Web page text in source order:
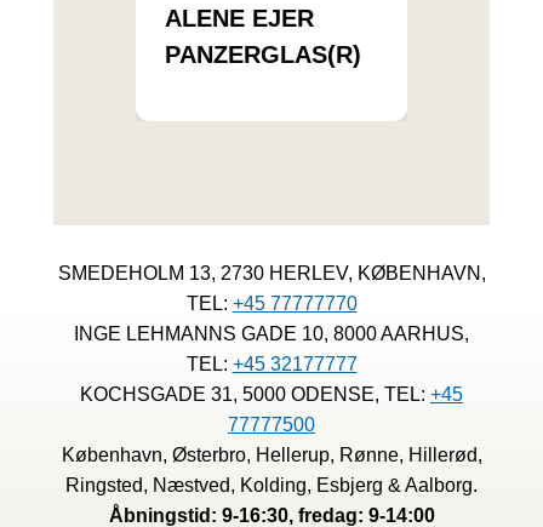
ALENE EJER
PANZERGLAS(R)
SMEDEHOLM 13, 2730 HERLEV, KØBENHAVN,
TEL: +45 77777770
INGE LEHMANNS GADE 10, 8000 AARHUS,
TEL: +45 32177777
KOCHSGADE 31, 5000 ODENSE, TEL: +45
77777500
København, Østerbro, Hellerup, Rønne, Hillerød,
Ringsted, Næstved, Kolding, Esbjerg & Aalborg.
Åbningstid: 9-16:30, fredag: 9-14:00